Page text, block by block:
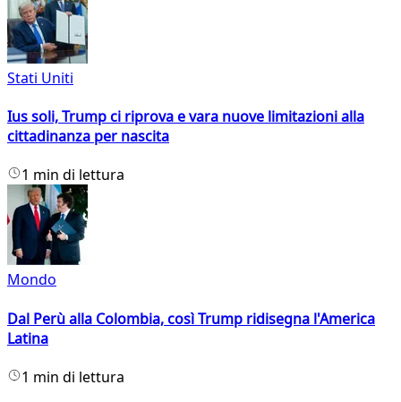
Stati Uniti
Ius soli, Trump ci riprova e vara nuove limitazioni alla
cittadinanza per nascita
1 min di lettura
Mondo
Dal Perù alla Colombia, così Trump ridisegna l'America
Latina
1 min di lettura